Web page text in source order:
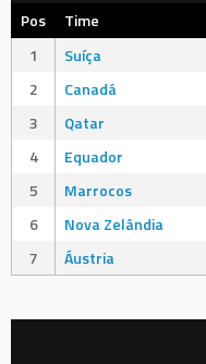
Pos Time
1
Suíça
2
Canadá
3
Qatar
4
Equador
5
Marrocos
6
Nova Zelândia
7
Áustria